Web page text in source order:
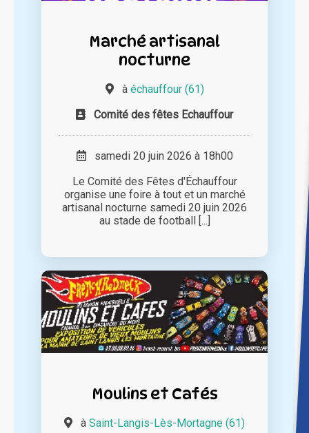
Marché artisanal
nocturne
à échauffour (61)
Comité des fêtes Echauffour
samedi 20 juin 2026 à 18h00
Le Comité des Fêtes d'Échauffour
organise une foire à tout et un marché
artisanal nocturne samedi 20 juin 2026
au stade de football [...]
Moulins et Cafés
à Saint-Langis-Lès-Mortagne (61)